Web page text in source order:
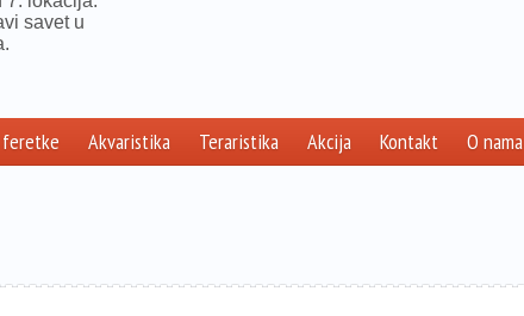
savet u
Akvaristika Teraristika Akcija Kontakt O nama